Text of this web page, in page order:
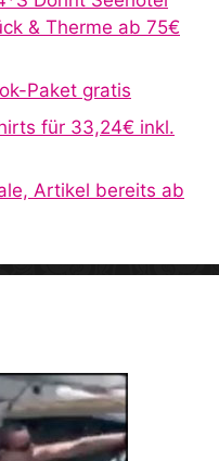
& Therme ab 75€
Paket gratis
für 33,24€ inkl.
Artikel bereits ab